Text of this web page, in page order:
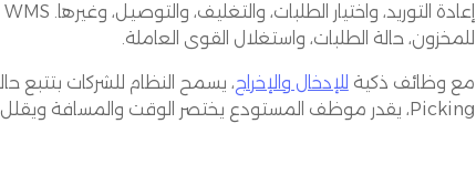
للمخزون، حالة الطلبات، واستغلال القوى العاملة.
مع وظائف ذكية للإدخال والإخراج
Picking، يقدر موظف المستودع يختصر الوقت والمسافة ويقلل الأخطاء.